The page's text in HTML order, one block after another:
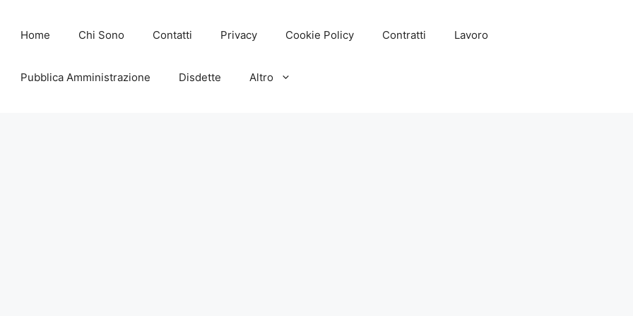
Home Chi Sono Contatti Privacy Cookie Policy Contratti Lavoro
Pubblica Amministrazione Disdette Altro